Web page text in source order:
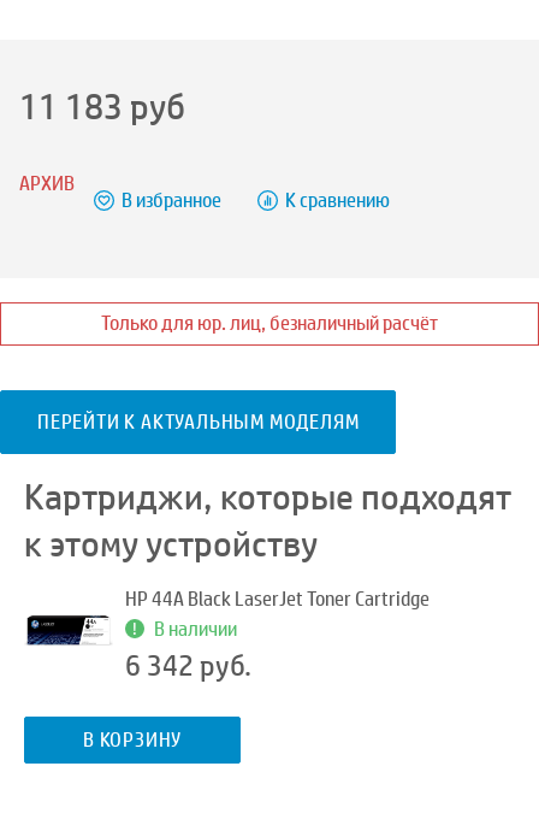
11 183 руб
АРХИВ
В избранное К сравнению
Только для юр. лиц, безналичный расчёт
ПЕРЕЙТИ К АКТУАЛЬНЫМ МОДЕЛЯМ
Картриджи, которые подходят
к этому устройству
HP 44A Black LaserJet Toner Cartridge
В наличии
6 342 руб.
В КОРЗИНУ